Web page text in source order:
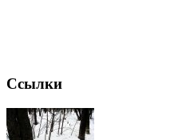
Ссылки